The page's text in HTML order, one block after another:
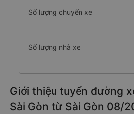
Số lượng chuyến xe
Số lượng nhà xe
Giới thiệu tuyến đường
Sài Gòn từ Sài Gòn 08/